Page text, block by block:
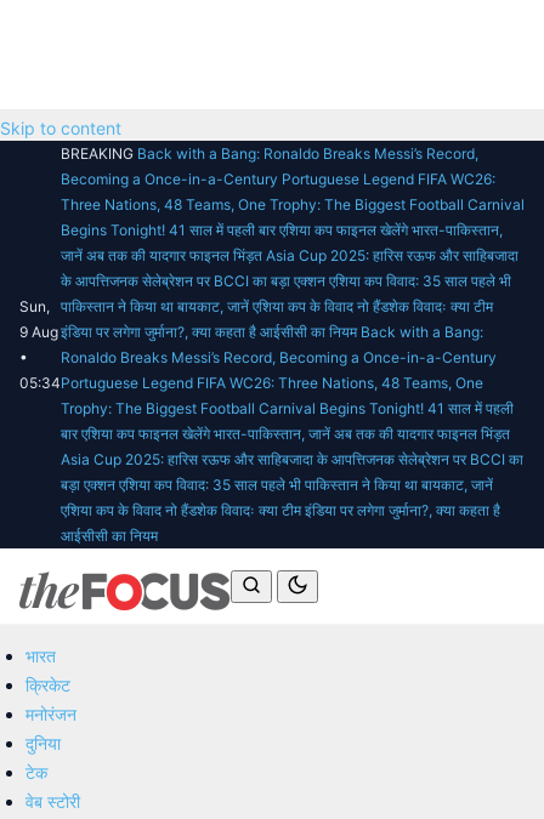
Skip to content
Sun,
9 Aug
•
05:34
BREAKING Back with a Bang: Ronaldo Breaks Messi’s Record,
Becoming a Once-in-a-Century Portuguese Legend FIFA WC26:
Three Nations, 48 Teams, One Trophy: The Biggest Football Carnival
Begins Tonight! 41 साल में पहली बार एशिया कप फाइनल खेलेंगे भारत-पाकिस्तान,
जानें अब तक की यादगार फाइनल भिंड़त Asia Cup 2025: हारिस रऊफ और साहिबजादा
के आपत्तिजनक सेलेब्रेशन पर BCCI का बड़ा एक्शन एशिया कप विवाद: 35 साल पहले भी
पाकिस्तान ने किया था बायकाट, जानें एशिया कप के विवाद नो हैंडशेक विवादः क्या टीम
इंडिया पर लगेगा जुर्माना?, क्या कहता है आईसीसी का नियम Back with a Bang:
Ronaldo Breaks Messi’s Record, Becoming a Once-in-a-Century
Portuguese Legend FIFA WC26: Three Nations, 48 Teams, One
Trophy: The Biggest Football Carnival Begins Tonight! 41 साल में पहली
बार एशिया कप फाइनल खेलेंगे भारत-पाकिस्तान, जानें अब तक की यादगार फाइनल भिंड़त
Asia Cup 2025: हारिस रऊफ और साहिबजादा के आपत्तिजनक सेलेब्रेशन पर BCCI का
बड़ा एक्शन एशिया कप विवाद: 35 साल पहले भी पाकिस्तान ने किया था बायकाट, जानें
एशिया कप के विवाद नो हैंडशेक विवादः क्या टीम इंडिया पर लगेगा जुर्माना?, क्या कहता है
आईसीसी का नियम
भारत
क्रिकेट
मनोरंजन
दुनिया
टेक
वेब स्टोरी